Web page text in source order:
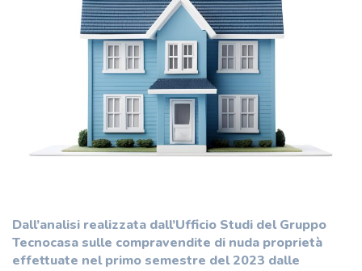
Dall’analisi realizzata dall’Ufficio Studi del Gruppo
Tecnocasa sulle compravendite di nuda proprietà
effettuate nel primo semestre del 2023 dalle